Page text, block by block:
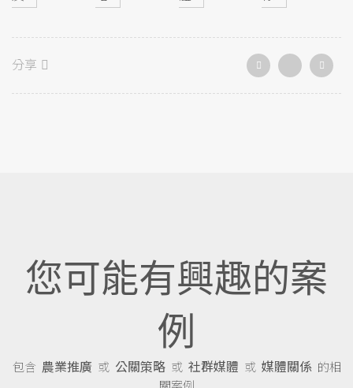
分享
您可能有興趣的案
例
包含 農業推廣 或 公關策略 或 社群媒體 或 媒體關係 的相